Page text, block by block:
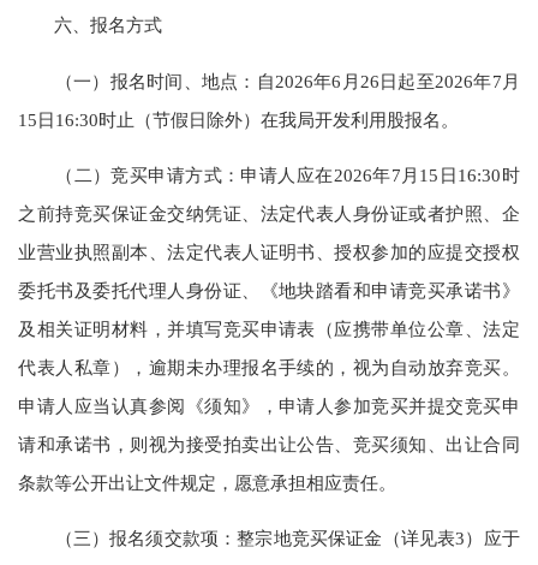
六、报名方式
（一）报名时间、地点：自2026年6月26日起至2026年7月
15日16:30时止（节假日除外）在我局开发利用股报名。
（二）竞买申请方式：申请人应在2026年7月15日16:30时
之前持竞买保证金交纳凭证、法定代表人身份证或者护照、企
业营业执照副本、法定代表人证明书、授权参加的应提交授权
委托书及委托代理人身份证、《地块踏看和申请竞买承诺书》
及相关证明材料，并填写竞买申请表（应携带单位公章、法定
代表人私章），逾期未办理报名手续的，视为自动放弃竞买。
申请人应当认真参阅《须知》，申请人参加竞买并提交竞买申
请和承诺书，则视为接受拍卖出让公告、竞买须知、出让合同
条款等公开出让文件规定，愿意承担相应责任。
（三）报名须交款项：整宗地竞买保证金（详见表3）应于